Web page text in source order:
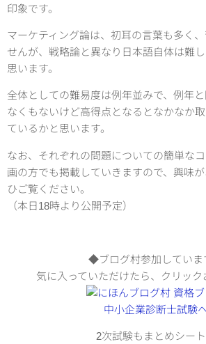
印象です。
マーケティング論は、初耳の言葉も多く
せんが、戦略論と異なり日本語自体は難
思います。
全体としての難易度は例年並みで、例年
なくもないけど高得点となるとなかなか
ているかと思います。
なお、それぞれの問題についての簡単な
画の方でも掲載していきますので、興味
ひご覧ください。
（本日18時より公開予定）
◆ブログ村参加してい
気に入っていただけたら、クリック
2次試験もまとめシー